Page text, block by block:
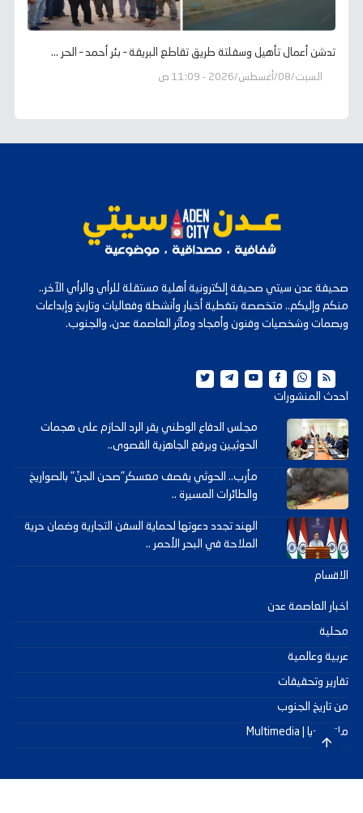
تدشن أعمال تأهيل وسفلتة طريق تقاطع البريقة – بئر أحمد – الحر ...
السبت/08/أغسطس/2026 - 11:09 ص
صحيفة عدن سيتي صحيفة إلكترونية أهلية مستقلة للرأي والرأي الآخر..
منكم وإليكم.. متخصصة بتغطية أخبار وأنشطة وفعاليات وتاريخ وإبداعات
وبصمات وشخصيات وفنون وأمجاد ومآثر العاصمة عدن، والجنوب.
احدث المنشورات
مجلس الدفاع الوطني يقر الرد الحازم على هجمات
الحوثيين ويرفع الجاهزية القصوى..
مأرب.. الحوثي يقصف معسكر"صحن الجنّ" بالصواريخ
والطائرات المسيرة ..
الهند تجدد دعوتها لحماية السفن التجارية وضمان حرية
الملاحة في البحر الأحمر ..
الاقسام
اخبار العاصمة عدن
محلية
عربية وعالمية
تقارير وتحقيقات
من تاريخ الجنوب
ملتيميديا | Multimedia